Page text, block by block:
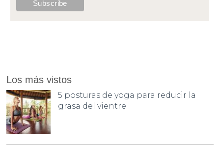
Los más vistos
5 posturas de yoga para reducir la
grasa del vientre